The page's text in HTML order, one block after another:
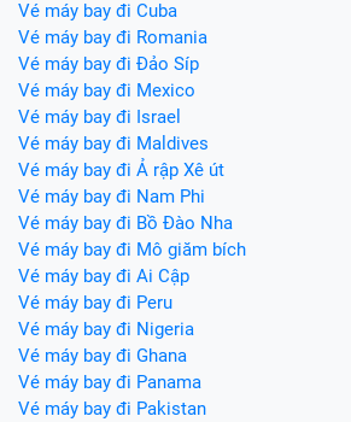
Vé máy bay đi Cuba
Vé máy bay đi Romania
Vé máy bay đi Đảo Síp
Vé máy bay đi Mexico
Vé máy bay đi Israel
Vé máy bay đi Maldives
Vé máy bay đi Ả rập Xê út
Vé máy bay đi Nam Phi
Vé máy bay đi Bồ Đào Nha
Vé máy bay đi Mô giăm bích
Vé máy bay đi Ai Cập
Vé máy bay đi Peru
Vé máy bay đi Nigeria
Vé máy bay đi Ghana
Vé máy bay đi Panama
Vé máy bay đi Pakistan